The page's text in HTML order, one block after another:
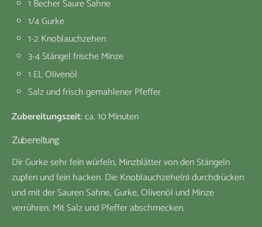
1 Becher Saure Sahne
1/4 Gurke
1-2 Knoblauchzehen
3-4 Stängel frische Minze
1 EL Olivenöl
Salz und frisch gemahlener Pfeffer
Zubereitungszeit: ca. 10 Minuten
Zubereitung:
Dir Gurke sehr fein würfeln, Minzblätter von den Stängeln
zupfen und fein hacken. Die Knoblauchzehe(n) durchdrücken
und mit der Sauren Sahne, Gurke, Olivenöl und Minze
verrühren. Mit Salz und Pfeffer abschmecken.